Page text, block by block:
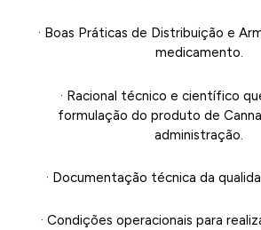
· Boas Práticas de Distribuição e
medicamento.
· Racional técnico e científico
formulação do produto de
administração.
· Documentação técnica da
· Condições operacionais para